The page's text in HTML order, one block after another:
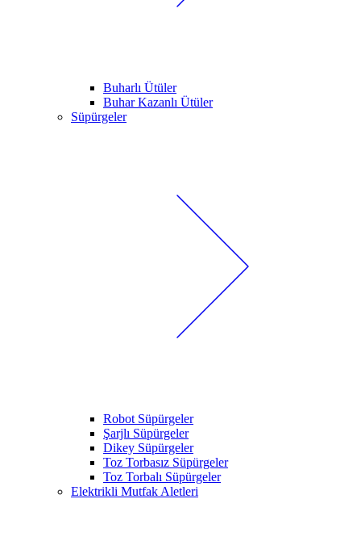
Buharlı Ütüler
Buhar Kazanlı Ütüler
Süpürgeler
Robot Süpürgeler
Şarjlı Süpürgeler
Dikey Süpürgeler
Toz Torbasız Süpürgeler
Toz Torbalı Süpürgeler
Elektrikli Mutfak Aletleri